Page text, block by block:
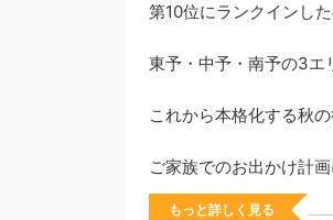
第10位にランクインした
東予・中予・南予の3エ
これから本格化する秋
ご家族でのお出かけ計
もっと詳しく見る